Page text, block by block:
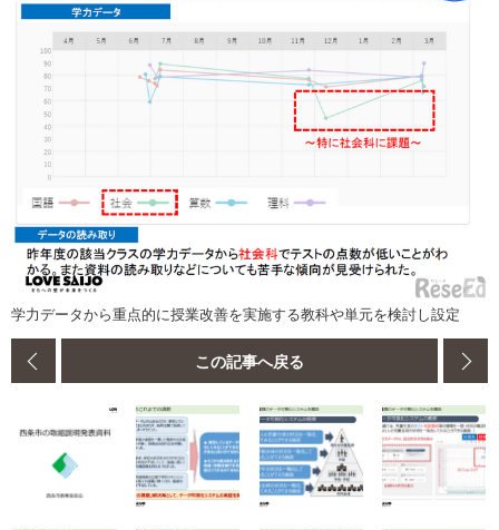
学力データから重点的に授業改善を実施する教科や単元を検討し設定
この記事へ戻る